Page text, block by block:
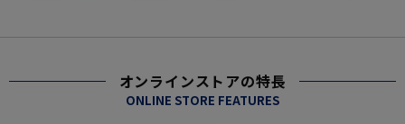
オンラインストアの特長
ONLINE STORE FEATURES